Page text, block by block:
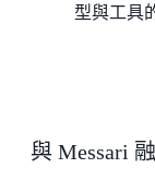
型與工具
與 Messari